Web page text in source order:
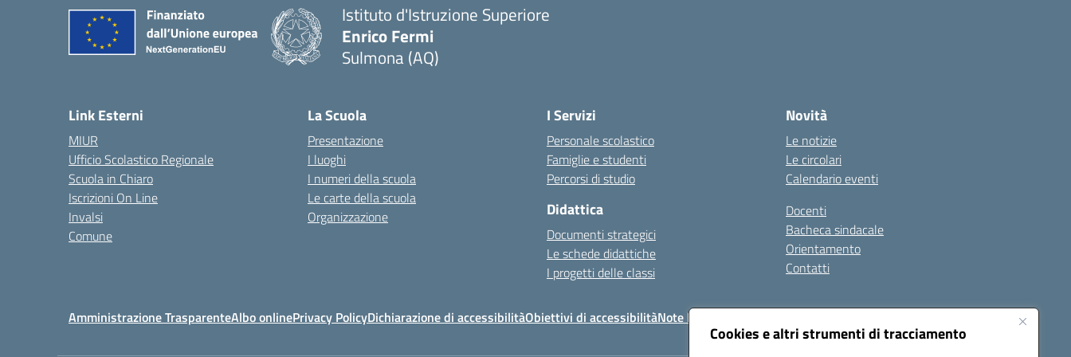
Cookies e altri strumenti di tracciamento
Istituto d'Istruzione Superiore
Enrico Fermi
Sulmona (AQ)
Link Esterni
MIUR
Ufficio Scolastico Regionale
Scuola in Chiaro
Iscrizioni On Line
Invalsi
Comune
La Scuola
Presentazione
I luoghi
I numeri della scuola
Le carte della scuola
Organizzazione
I Servizi
Personale scolastico
Famiglie e studenti
Percorsi di studio
Didattica
Documenti strategici
Le schede didattiche
I progetti delle classi
Novità
Le notizie
Le circolari
Calendario eventi
Docenti
Bacheca sindacale
Orientamento
Contatti
Amministrazione TrasparenteAlbo onlinePrivacy PolicyDichiarazione di accessibilitàObiettivi di accessibilitàNote legali